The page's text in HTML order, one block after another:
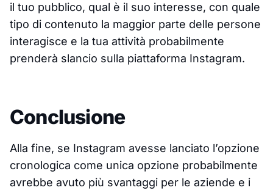
il tuo pubblico, qual è il suo interesse, con quale
tipo di contenuto la maggior parte delle persone
interagisce e la tua attività probabilmente
prenderà slancio sulla piattaforma Instagram.
Conclusione
Alla fine, se Instagram avesse lanciato l’opzione
cronologica come unica opzione probabilmente
avrebbe avuto più svantaggi per le aziende e i